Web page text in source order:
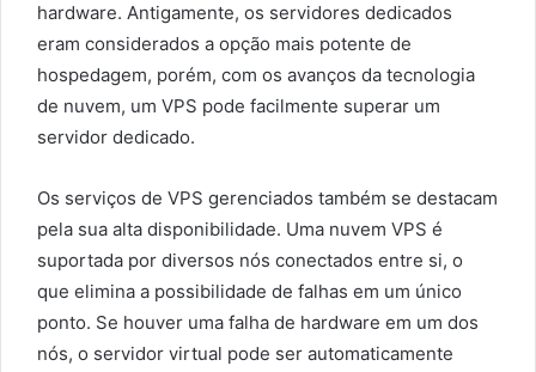
hardware. Antigamente, os servidores dedicados
eram considerados a opção mais potente de
hospedagem, porém, com os avanços da tecnologia
de nuvem, um VPS pode facilmente superar um
servidor dedicado.
Os serviços de VPS gerenciados também se destacam
pela sua alta disponibilidade. Uma nuvem VPS é
suportada por diversos nós conectados entre si, o
que elimina a possibilidade de falhas em um único
ponto. Se houver uma falha de hardware em um dos
nós, o servidor virtual pode ser automaticamente